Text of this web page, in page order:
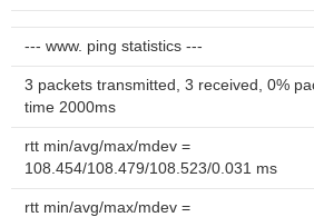
--- www. ping statistics ---
3 packets transmitted, 3 received, 0%
time 2000ms
rtt min/avg/max/mdev =
108.454/108.479/108.523/0.031 ms
rtt min/avg/max/mdev =